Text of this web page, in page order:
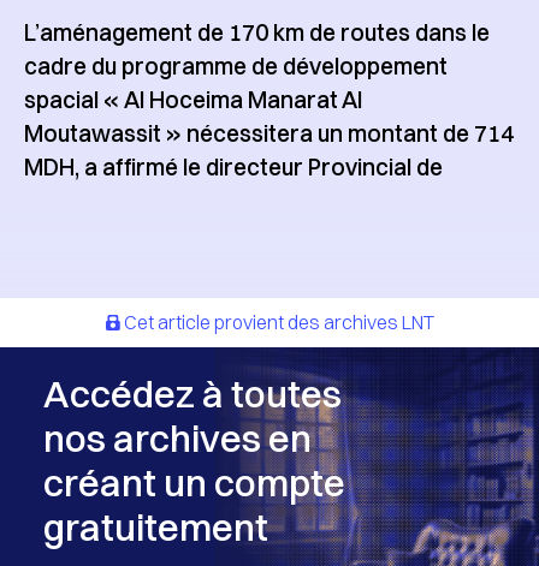
L’aménagement de 170 km de routes dans le
cadre du programme de développement
spacial « Al Hoceima Manarat Al
Moutawassit » nécessitera un montant de 714
MDH, a affirmé le directeur Provincial de
Cet article provient des archives LNT
Accédez à toutes
nos archives en
créant un compte
gratuitement